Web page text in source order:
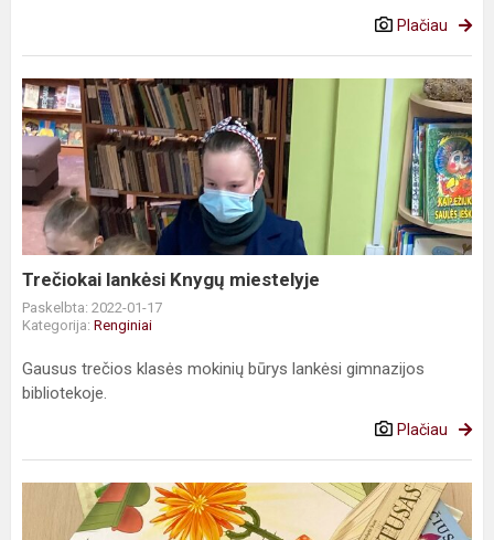
Plačiau
Trečiokai
lankėsi
Knygų
miestelyje
Trečiokai lankėsi Knygų miestelyje
Paskelbta: 2022-01-17
Kategorija: Renginiai
Gausus trečios klasės mokinių būrys lankėsi gimnazijos
bibliotekoje.
Plačiau